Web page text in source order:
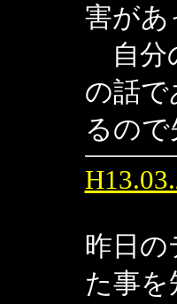
害があ
自分
の話
るの
昨日
た事を